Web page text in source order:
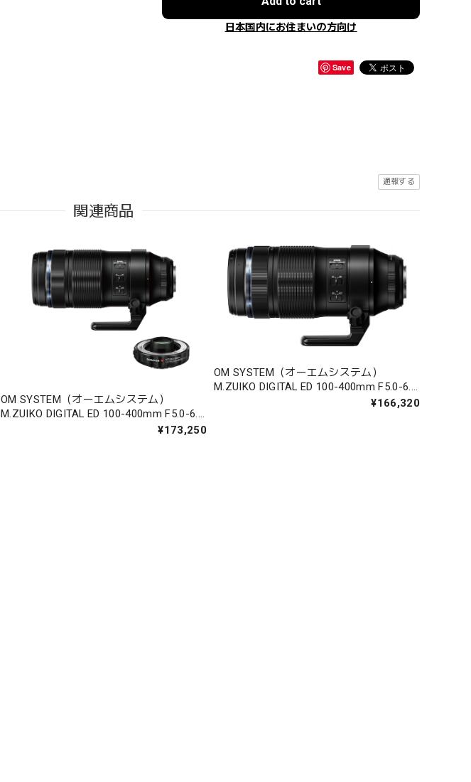
日本国内にお住まいの方向け
Save
通報する
関連商品
OM SYSTEM（オーエムシステム）
M.ZUIKO DIGITAL ED 100-400mm F5.0-6.3
IS II 1.4xテレコンバーター限定セット¥173,250
OM SYSTEM（オーエムシステム）
M.ZUIKO DIGITAL ED 100-400mm F5.0-6.3
¥166,320